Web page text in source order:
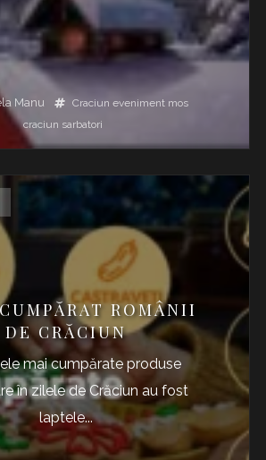
Manu Craciun eveniment mos
craciun sarbatori
ROMÂNII
DE CRĂCIUN
mai cumpărate produse
în zilele de Crăciun au fost
laptele...